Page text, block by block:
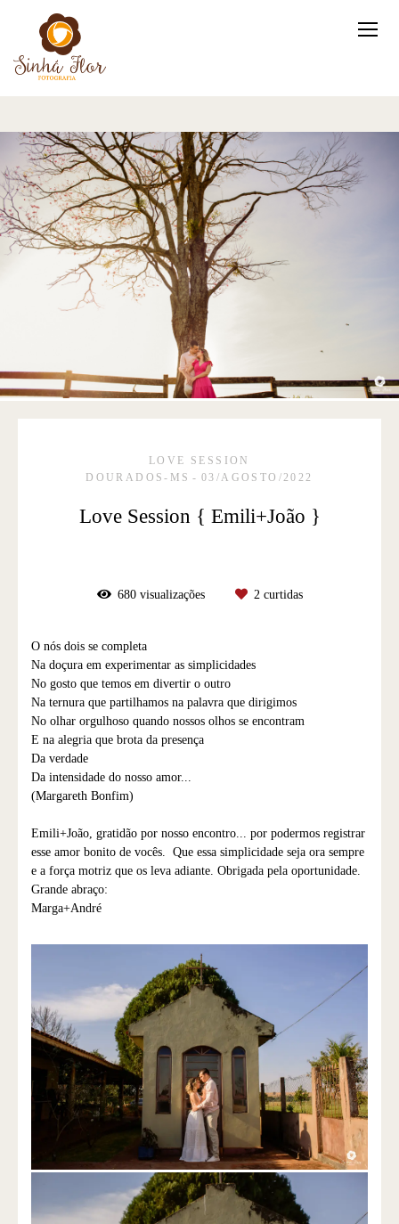
LOVE SESSION
DOURADOS-MS
03/AGOSTO/2022
Love Session { Emili+João }
680visualizações 2curtidas
O nós dois se completa
Na doçura em experimentar as simplicidades
No gosto que temos em divertir o outro
Na ternura que partilhamos na palavra que dirigimos
No olhar orgulhoso quando nossos olhos se encontram
E na alegria que brota da presença
Da verdade
Da intensidade do nosso amor...
(Margareth Bonfim)
Emili+João, gratidão por nosso encontro... por podermos registrar
esse amor bonito de vocês. Que essa simplicidade seja ora sempre
e a força motriz que os leva adiante. Obrigada pela oportunidade.
Grande abraço:
Marga+André